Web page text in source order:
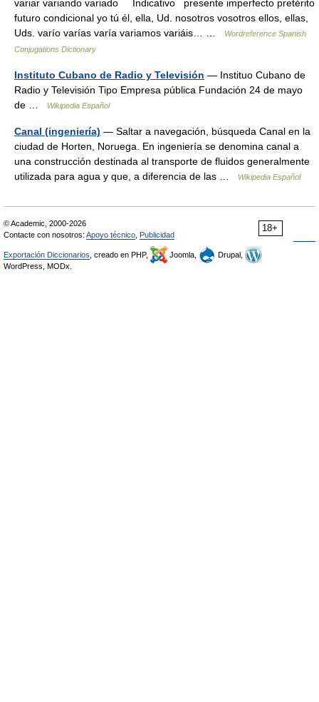
variar variando variado Indicativo presente imperfecto pretérito
futuro condicional yo tú él, ella, Ud. nosotros vosotros ellos, ellas,
Uds. varío varías varía variamos variáis… …
Wordreference Spanish
Conjugations Dictionary
Instituto Cubano de Radio y Televisión — Instituo Cubano de
Radio y Televisión Tipo Empresa pública Fundación 24 de mayo
de …
Wikipedia Español
Canal (ingeniería) — Saltar a navegación, búsqueda Canal en la
ciudad de Horten, Noruega. En ingeniería se denomina canal a
una construcción destinada al transporte de fluidos generalmente
utilizada para agua y que, a diferencia de las …
Wikipedia Español
18+
© Academic, 2000-2026
Contacte con nosotros: Apoyo técnico Publicidad
Exportación Diccionarios , creado en PHP, Joomla,
Drupal,
WordPress, MODx.